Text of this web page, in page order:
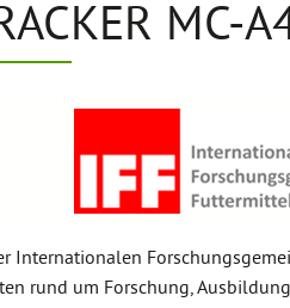
MC-
Internationalen
rund um Forschung,